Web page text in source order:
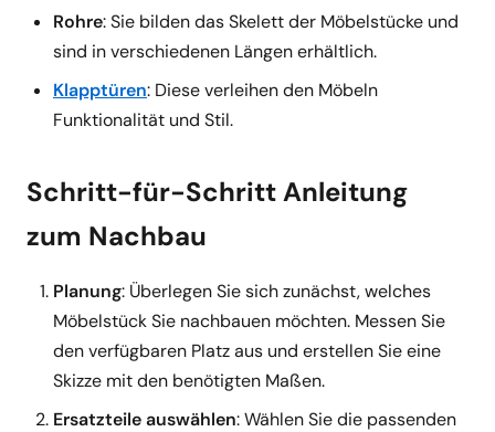
Rohre: Sie bilden das Skelett der Möbelstücke und
sind in verschiedenen Längen erhältlich.
Klapptüren: Diese verleihen den Möbeln
Funktionalität und Stil.
Schritt-für-Schritt Anleitung
zum Nachbau
Planung: Überlegen Sie sich zunächst, welches
Möbelstück Sie nachbauen möchten. Messen Sie
den verfügbaren Platz aus und erstellen Sie eine
Skizze mit den benötigten Maßen.
Ersatzteile auswählen: Wählen Sie die passenden